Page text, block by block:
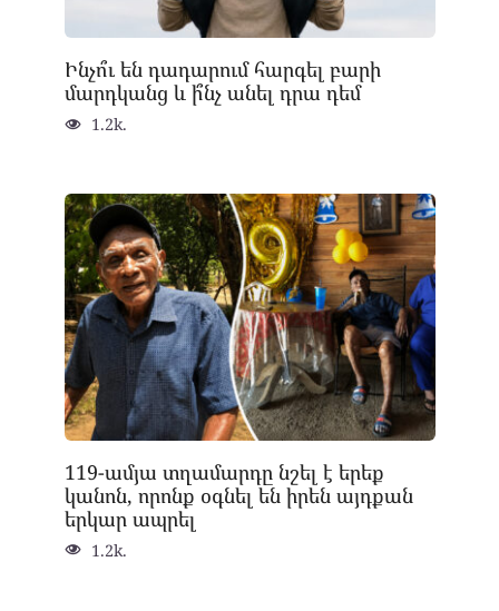
Ինչո՞ւ են դադարում հարգել բարի
մարդկանց և ի՞նչ անել դրա դեմ
1.2k.
119-ամյա տղամարդը նշել է երեք
կանոն, որոնք օգնել են իրեն այդքան
երկար ապրել
1.2k.